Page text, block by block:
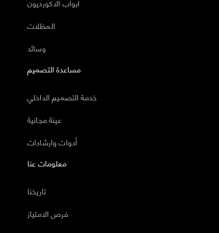
المظلات
وسائد
مساعدة التصميم
خدمة التصميم الداخلي
عينة مجانية
أدوات وارشادات
معلومات عنا
تاريخنا
فرص الامتياز